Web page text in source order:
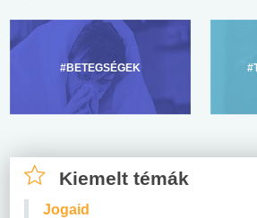
#BETEGSÉGEK
Kiemelt témák
Jogaid